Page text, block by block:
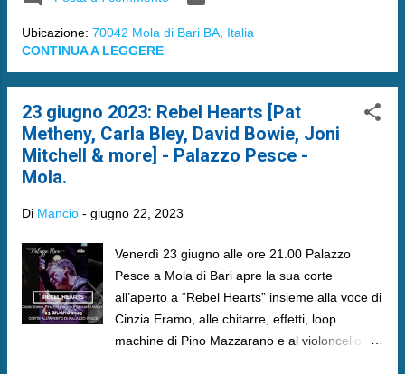
Ubicazione: 70042 Mola di Bari BA, Italia
CONTINUA A LEGGERE
23 giugno 2023: Rebel Hearts [Pat
Metheny, Carla Bley, David Bowie, Joni
Mitchell & more] - Palazzo Pesce -
Mola.
Di Mancio - giugno 22, 2023
Venerdì 23 giugno alle ore 21.00 Palazzo
Pesce a Mola di Bari apre la sua corte
all’aperto a “Rebel Hearts” insieme alla voce di
Cinzia Eramo, alle chitarre, effetti, loop
machine di Pino Mazzarano e al violoncello di